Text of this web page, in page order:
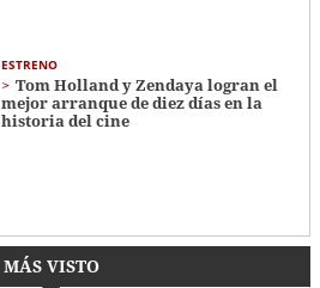
ESTRENO
Tom Holland y Zendaya logran el
mejor arranque de diez días en la
historia del cine
MÁS VISTO